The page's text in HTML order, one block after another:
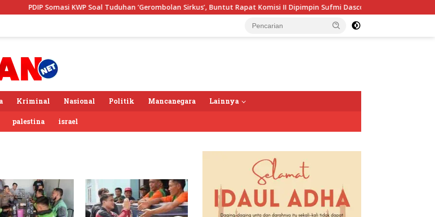
PDIP Somasi KWP Soal Tuduhan ‘Gerombolan Sirkus’, Buntut Rapat Komisi II Dipimpin Sufmi Dasco Ahmad
Kriminal Nasional Politik Mancanegara Lainnya
palestina israel